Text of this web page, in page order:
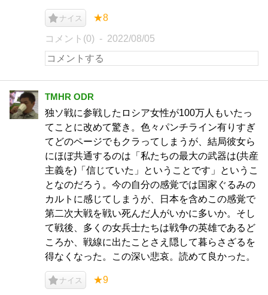
ナイス ★8
コメント(0) 2022/08/05
TMHR ODR
独ソ戦に参戦したロシア女性が100万人もいたっ
てことに改めて驚き。色々パンチライン有りすぎ
てどのページでもクラってしまうが、結局彼女ら
にほぼ共通するのは「私たちの最大の武器は(共産
主義を)「信じていた」ということです」というこ
となのだろう。今の自分の感覚では国家ぐるみの
カルトに感じてしまうが、日本を含めこの感覚で
第二次大戦を戦い死んだ人がいかに多いか。そし
て戦後、多くの女兵士たちは戦争の英雄であるど
ころか、戦線に出たことさえ隠して暮らさざるを
得なくなった。この深い悲哀。読めて良かった。
ナイス ★9